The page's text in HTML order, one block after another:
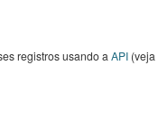
registros usando a API(veja